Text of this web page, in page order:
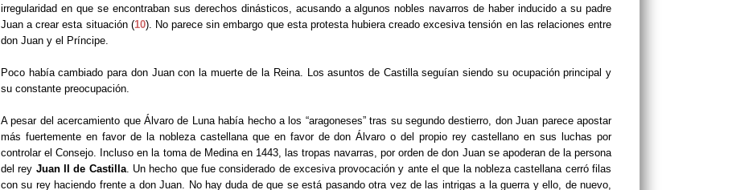
irregularidad en que se encontraban sus derechos dinásticos, acusando a algunos nobles navarros de haber inducido a su padre
Juan a crear esta situación (10). No parece sin embargo que esta protesta hubiera creado excesiva tensión en las relaciones entre
don Juan y el Príncipe.
Poco había cambiado para don Juan con la muerte de la Reina. Los asuntos de Castilla seguían siendo su ocupación principal y
su constante preocupación.
A pesar del acercamiento que Álvaro de Luna había hecho a los “aragoneses” tras su segundo destierro, don Juan parece apostar
más fuertemente en favor de la nobleza castellana que en favor de don Álvaro o del propio rey castellano en sus luchas por
controlar el Consejo. Incluso en la toma de Medina en 1443, las tropas navarras, por orden de don Juan se apoderan de la persona
del rey Juan II de Castilla. Un hecho que fue considerado de excesiva provocación y ante el que la nobleza castellana cerró filas
con su rey haciendo frente a don Juan. No hay duda de que se está pasando otra vez de las intrigas a la guerra y ello, de nuevo,